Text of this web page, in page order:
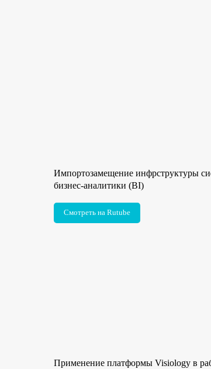
Импортозамещение инфрструктуры
бизнес-аналитики (BI)
Смотреть на Rutube
Применение платформы Visiology в